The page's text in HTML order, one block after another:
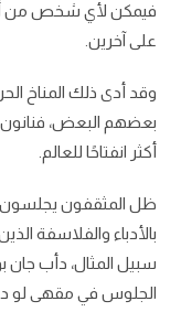
فيمكن لأي شخص من
على آخرين.
وقد أدى ذلك المناخ
بعضهم البعض، فنانون
أكثر انفتاحًا للعالم.
ظل المثقفون يجلسون
بالأدباء والفلاسفة
سبيل المثال، دأب
الجلوس في مقهى لو